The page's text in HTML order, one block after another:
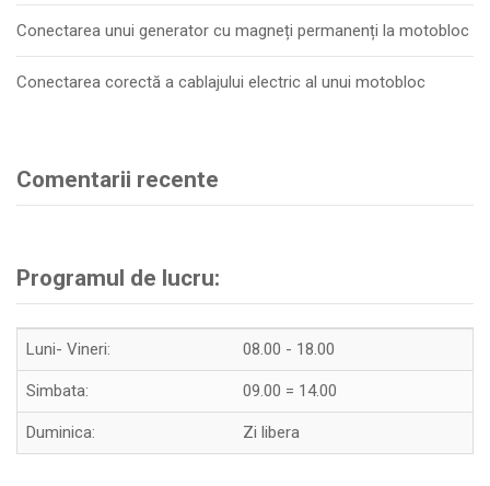
Conectarea unui generator cu magneți permanenți la motobloc
Conectarea corectă a cablajului electric al unui motobloc
Comentarii recente
Programul de lucru:
Luni- Vineri: 08.00 - 18.00
Simbata: 09.00 = 14.00
Duminica: Zi libera